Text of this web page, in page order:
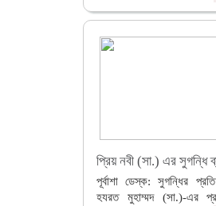
প্রিয় নবী (সা.) এর সুগন্ধি
পূর্বাশা ডেস্ক: সুগন্ধির
হযরত মুহাম্মদ (সা.)-এর